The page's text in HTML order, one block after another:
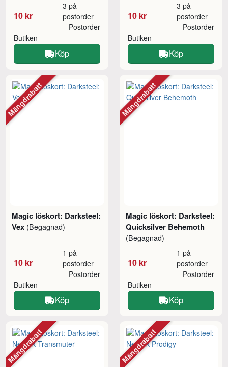
10 kr
3 på
postorder
Butiken
Postorder
Köp
10 kr
3 på
postorder
Butiken
Postorder
Köp
Magic löskort: Darksteel:
Vex (Begagnad)
10 kr
1 på
postorder
Butiken
Postorder
Köp
Mängdrabatt
Magic löskort: Darksteel:
Quicksilver Behemoth
(Begagnad)
10 kr
1 på
postorder
Butiken
Postorder
Köp
Mängdrabatt
Mängdrabatt Mängdrabatt